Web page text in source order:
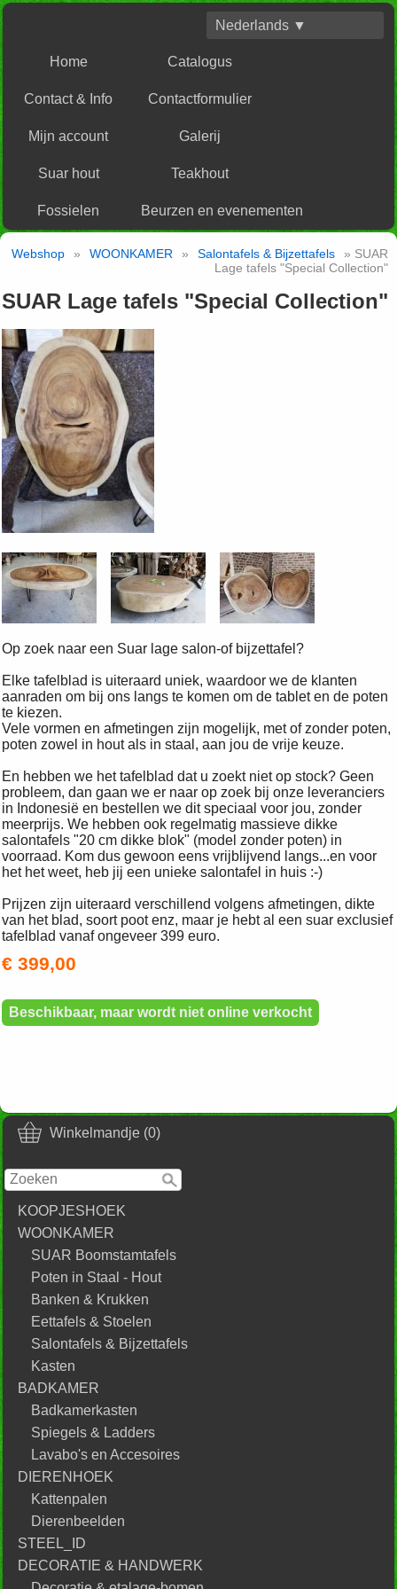
Nederlands ▼
Home Catalogus
Contact & Info Contactformulier
Mijn account Galerij
Suar hout Teakhout
Fossielen Beurzen en evenementen
Winkelmandje (0)
KOOPJESHOEK
WOONKAMER
SUAR Boomstamtafels
Poten in Staal - Hout
Banken & Krukken
Eettafels & Stoelen
Salontafels & Bijzettafels
Kasten
BADKAMER
Badkamerkasten
Spiegels & Ladders
Lavabo's en Accesoires
DIERENHOEK
Kattenpalen
Dierenbeelden
STEEL_ID
DECORATIE & HANDWERK
Webshop » WOONKAMER » Salontafels & Bijzettafels
» SUAR
Lage tafels "Special Collection"
SUAR Lage tafels "Special Collection"
Op zoek naar een Suar lage salon-of bijzettafel?
Elke tafelblad is uiteraard uniek, waardoor we de klanten
aanraden om bij ons langs te komen om de tablet en de poten
te kiezen.
Vele vormen en afmetingen zijn mogelijk, met of zonder poten,
poten zowel in hout als in staal, aan jou de vrije keuze.
En hebben we het tafelblad dat u zoekt niet op stock? Geen
probleem, dan gaan we er naar op zoek bij onze leveranciers
in Indonesië en bestellen we dit speciaal voor jou, zonder
meerprijs. We hebben ook regelmatig massieve dikke
salontafels "20 cm dikke blok" (model zonder poten) in
voorraad. Kom dus gewoon eens vrijblijvend langs...en voor
het het weet, heb jij een unieke salontafel in huis :-)
Prijzen zijn uiteraard verschillend volgens afmetingen, dikte
van het blad, soort poot enz, maar je hebt al een suar exclusief
tafelblad vanaf ongeveer 399 euro.
€ 399,00
Beschikbaar, maar wordt niet online verkocht